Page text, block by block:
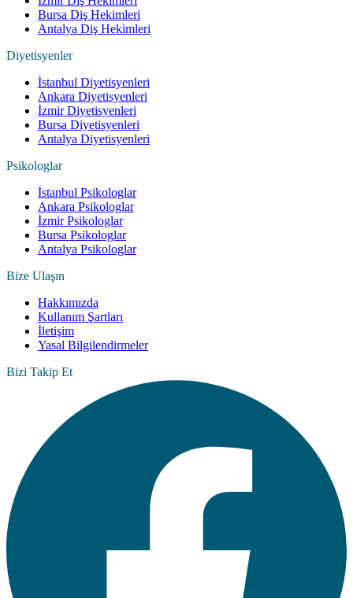
Bursa Diş Hekimleri
Antalya Diş Hekimleri
Diyetisyenler
İstanbul Diyetisyenleri
Ankara Diyetisyenleri
İzmir Diyetisyenleri
Bursa Diyetisyenleri
Antalya Diyetisyenleri
Psikologlar
İstanbul Psikologlar
Ankara Psikologlar
İzmir Psikologlar
Bursa Psikologlar
Antalya Psikologlar
Bize Ulaşın
Hakkımızda
Kullanım Şartları
İletişim
Yasal Bilgilendirmeler
Bizi Takip Et